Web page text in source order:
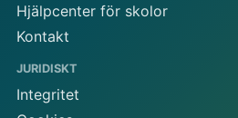
Hjälpcenter för skolor
Kontakt
JURIDISKT
Integritet